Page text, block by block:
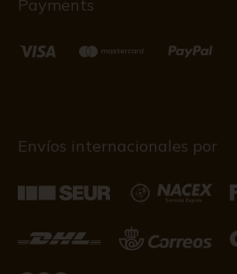
Payments
Envíos internacionales por